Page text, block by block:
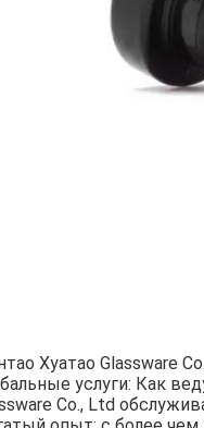
Хуатао Glassware
услуги: Как
Co., Ltd